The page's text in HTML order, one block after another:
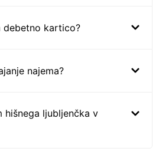
debetno kartico?
najema?
hišnega ljubljenčka v